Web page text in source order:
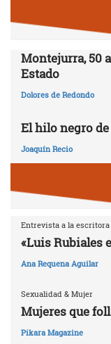
Montejurra, 50
Estado
Dolores de Redondo
El hilo negro
Joaquín Recio
Entrevista a la
«Luis Rubiales
Ana Requena Aguilar
Sexualidad & Mujer
Mujeres que
Pikara Magazine